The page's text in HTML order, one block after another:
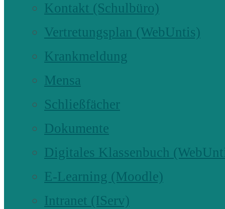
Kontakt (Schulbüro)
Vertretungsplan (WebUntis)
Krankmeldung
Mensa
Schließfächer
Dokumente
Digitales Klassenbuch
E-Learning (Moodle)
Intranet (IServ)